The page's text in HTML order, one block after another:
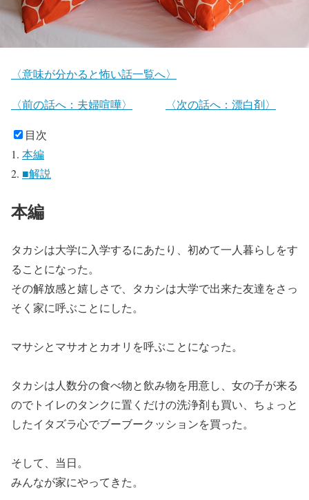
〈意味が分かると怖い話一覧へ〉
〈前の話へ：夫婦喧嘩〉 〈次の話へ：漂白剤〉
目次
本編
■解説
本編
タカシは大学に入学するにあたり、初めて一人暮らしをす
ることになった。
その解放感と嬉しさで、タカシは大学で出来た友達をさっ
そく家に呼ぶことにした。
マサシとマサオとカオリを呼ぶことになった。
タカシは人数分の食べ物と飲み物を用意し、女の子が来る
のでトイレのタンクに置くだけの洗浄剤も買い、ちょっと
したイタズラ心でブーブークッションを買った。
そして、当日。
みんなが家にやってきた。